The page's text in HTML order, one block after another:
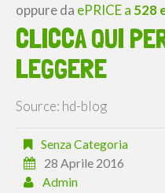
oppure da ePRICE a 528
CLICCA QUI
LEGGERE
Source: hd-blog
Senza Categoria
28 Aprile 2016
Admin